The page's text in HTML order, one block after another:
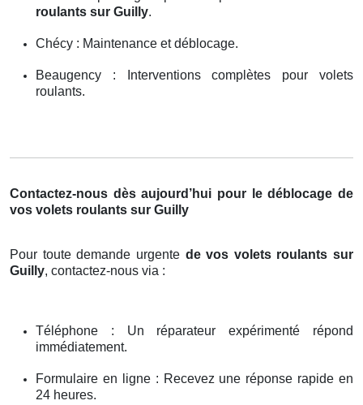
roulants sur Guilly.
Chécy : Maintenance et déblocage.
Beaugency : Interventions complètes pour volets
roulants.
Contactez-nous dès aujourd’hui pour le déblocage de
vos volets roulants sur Guilly
Pour toute demande urgente de vos volets roulants sur
Guilly, contactez-nous via :
Téléphone : Un réparateur expérimenté répond
immédiatement.
Formulaire en ligne : Recevez une réponse rapide en
24 heures.